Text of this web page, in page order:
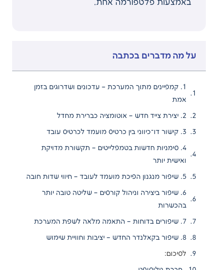
באמצעות פלטפורמה אחת.
על מה מדברים בכתבה
1. קמפיינים מתוך המערכת – עדכונים ושדרוגים בזמן
אמת
2. יצירת צייד חדש – אוטומציה כברירת מחדל
3. קישור דו־כיווני בין כרטיס מועמד לכרטיס עובד
4. סימניות חדשות בטמפלייטים – תקשורת מדויקת
ואישית יותר
5. שיפור מנגנון הפיכת מועמד לעובד – חיווי שדות חובה
6. שיפור ביצירה וניהול קורסים – שליטה טובה יותר
בהכשרות
7. שיפורים בדוחות – התאמה מלאה לשפת המערכת
8. שיפור בקאלנדר החדש – יציבות וחוויית שימוש
לסיכום: